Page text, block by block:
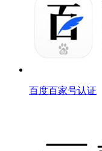
百度百家号认证